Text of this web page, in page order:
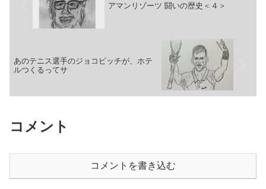
アマンリゾーツ 闘いの歴史＜４＞
あのテニス選手のジョコビッチが、ホテ
ルつくるってサ
コメント
コメントを書き込む